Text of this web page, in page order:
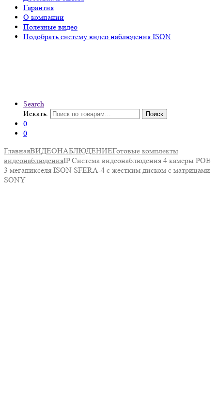
Гарантия
О компании
Полезные видео
Подобрать систему видео наблюдения ISON
Search
Искать:
Поиск
0
0
ГлавнаяВИДЕОНАБЛЮДЕНИЕГотовые комплекты
видеонаблюденияIP Система видеонаблюдения 4 камеры POE
3 мегапикселя ISON SFERA-4 с жестким диском с матрицами
SONY